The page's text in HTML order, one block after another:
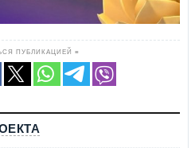
ПУБЛИКАЦИЕЙ ≡